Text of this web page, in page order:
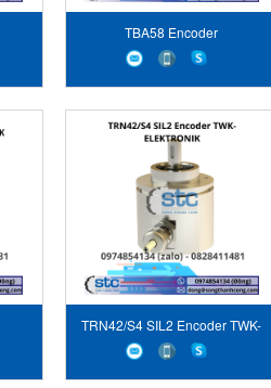
TBA58 Encoder
TRN42/S4 SIL2 Encoder TWK-
ELEKTRONIK